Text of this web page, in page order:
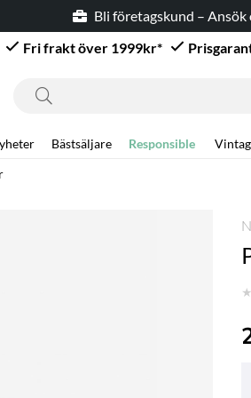
Bli företagskund –
Fri frakt över 1999kr*
Bästsäljare Responsible
★